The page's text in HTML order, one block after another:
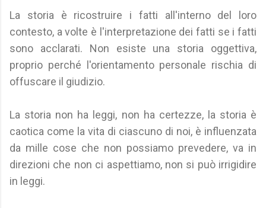
La storia è ricostruire i fatti all'interno del loro
contesto, a volte è l'interpretazione dei fatti se i fatti
sono acclarati. Non esiste una storia oggettiva,
proprio perché l'orientamento personale rischia di
offuscare il giudizio.
La storia non ha leggi, non ha certezze, la storia è
caotica come la vita di ciascuno di noi, è influenzata
da mille cose che non possiamo prevedere, va in
direzioni che non ci aspettiamo, non si può irrigidire
in leggi.